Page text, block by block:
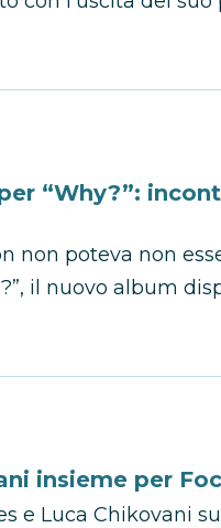
“Why?”:
non poteva non
il nuovo album
insieme per
e Luca Chikovani